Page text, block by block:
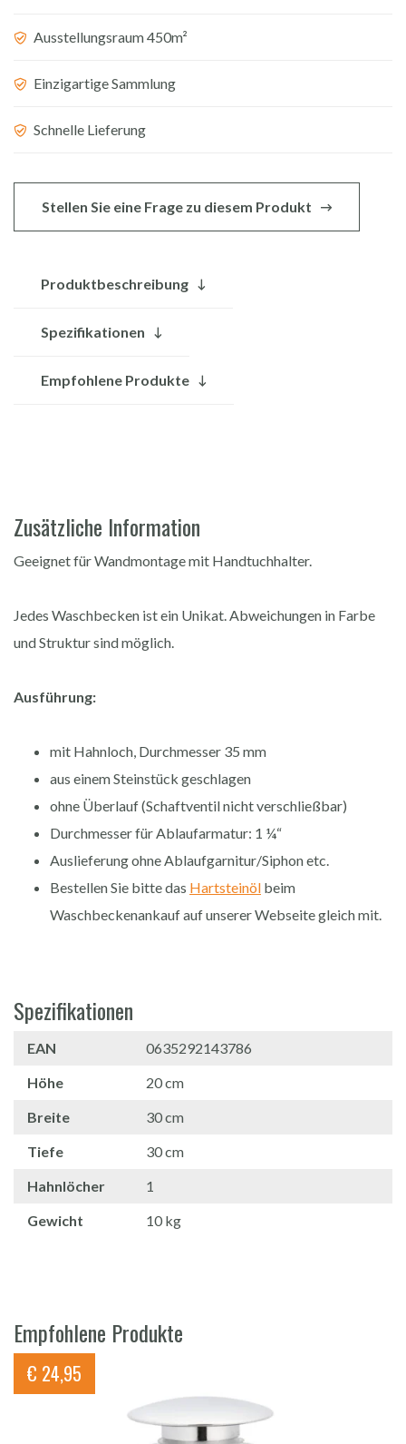
Ausstellungsraum 450m²
Einzigartige Sammlung
Schnelle Lieferung
Stellen Sie eine Frage zu diesem Produkt
Produktbeschreibung
Spezifikationen
Empfohlene Produkte
Zusätzliche Information
Geeignet für Wandmontage mit Handtuchhalter.
Jedes Waschbecken ist ein Unikat. Abweichungen in Farbe
und Struktur sind möglich.
Ausführung:
mit Hahnloch, Durchmesser 35 mm
aus einem Steinstück geschlagen
ohne Überlauf (Schaftventil nicht verschließbar)
Durchmesser für Ablaufarmatur: 1 ¼“
Auslieferung ohne Ablaufgarnitur/Siphon etc.
Bestellen Sie bitte das Hartsteinöl beim
Waschbeckenankauf auf unserer Webseite gleich mit.
Spezifikationen
EAN
0635292143786
Höhe
20 cm
Breite
30 cm
Tiefe
30 cm
Hahnlöcher
1
Gewicht
10 kg
Empfohlene Produkte
€ 24,95